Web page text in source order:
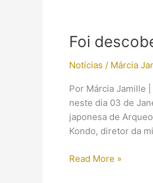
Foi
Notícias / Márcia
Por Márcia Jamille
neste dia 03 de
japonesa de
Kondo, diretor da
Foi
Read More »